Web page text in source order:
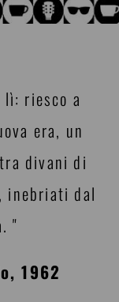
lì: riesco a
era, un
divani di
inebriati dal
"
1962